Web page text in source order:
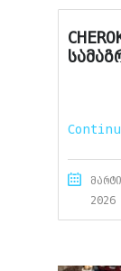
2026